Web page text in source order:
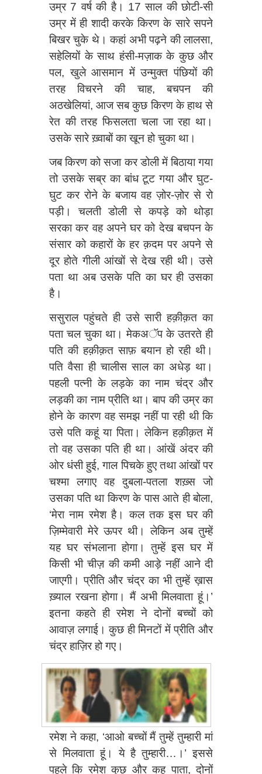
उम्र 7 वर्ष की है। 17 साल की छोटी-सी
उम्र में ही शादी करके किरण के सारे सपने
बिखर चुके थे। कहां अभी पढ़ने की लालसा,
सहेलियों के साथ हंसी-मज़ाक के कुछ और
पल, खुले आसमान में उन्मुक्त पंछियों की
तरह विचरने की चाह, बचपन की
अठखेलियां, आज सब कुछ किरण के हाथ से
रेत की तरह फिसलता चला जा रहा था।
उसके सारे ख़्वाबों का खून हो चुका था।
जब किरण को सजा कर डोली में बिठाया गया
तो उसके सब्र का बांध टूट गया और घुट-
घुट कर रोने के बजाय वह ज़ोर-ज़ोर से रो
पड़ी। चलती डोली से कपड़े को थोड़ा
सरका कर वह अपने घर को देख बचपन के
संसार को कहारों के हर क़दम पर अपने से
दूर होते गीली आंखों से देख रही थी। उसे
पता था अब उसके पति का घर ही उसका
है।
ससुराल पहुंचते ही उसे सारी हक़ीक़त का
पता चल चुका था। मेकअॅप के उतरते ही
पति की हक़ीक़त साफ़ बयान हो रही थी।
पति वैसा ही चालीस साल का अधेड़ था।
पहली पत्नी के लड़के का नाम चंद्र और
लड़की का नाम प्रीति था। बाप की उम्र का
होने के कारण वह समझ नहीं पा रही थी कि
उसे पति कहूं या पिता। लेकिन हक़ीक़त में
तो वह उसका पति ही था। आंखें अंदर की
ओर धंसी हुई, गाल पिचके हुए तथा आंखों पर
चश्मा लगाए वह दुबला-पतला शख़्स जो
उसका पति था किरण के पास आते ही बोला,
‘मेरा नाम रमेश है। कल तक इस घर की
ज़िम्मेवारी मेरे ऊपर थी। लेकिन अब तुम्हें
यह घर संभलाना होगा। तुम्हें इस घर में
किसी भी चीज़ की कमी आड़े नहीं आने दी
जाएगी। प्रीति और चंद्र का भी तुम्हें ख़ास
ख़्याल रखना होगा। मैं अभी मिलवाता हूं।’
इतना कहते ही रमेश ने दोनों बच्चों को
आवाज़ लगाई। कुछ ही मिनटों में प्रीति और
चंद्र हाज़िर हो गए।
रमेश ने कहा, ‘आओ बच्चों मैं तुम्हें तुम्हारी मां
से मिलवाता हूं। ये है तुम्हारी…।’ इससे
पहले कि रमेश कुछ और कह पाता, दोनों